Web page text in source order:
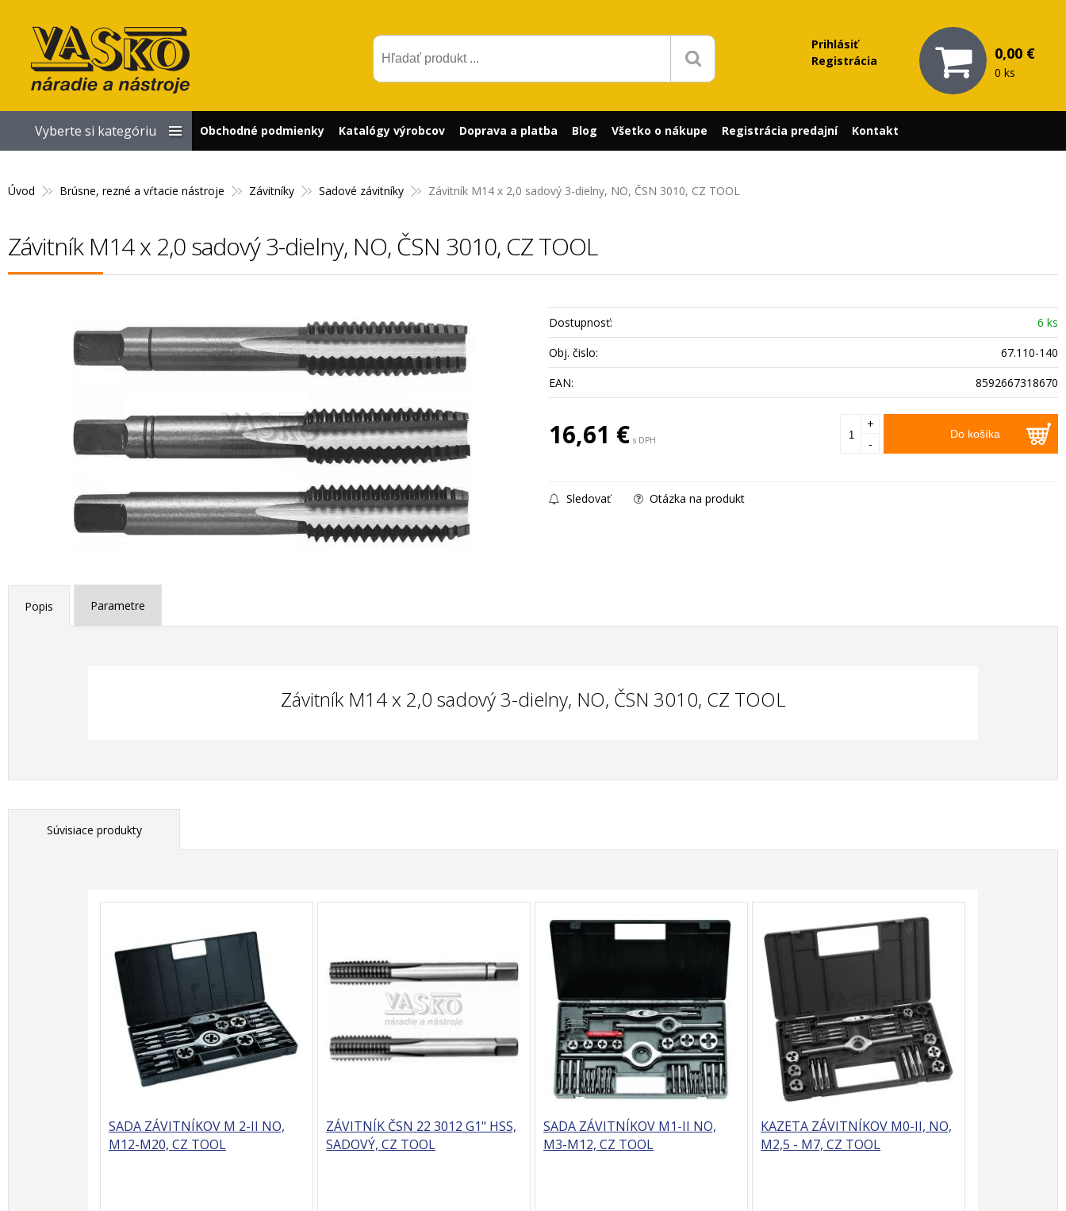
Prihlásiť
Registrácia
0,00 €
0 ks
Úvod Brúsne, rezné a vŕtacie nástroje Závitníky Sadové závitníky Závitník M14 x 2,0 sadový 3-dielny, NO, ČSN 3010, CZ TOOL
Závitník M14 x 2,0 sadový 3-dielny, NO, ČSN 3010, CZ TOOL
Dostupnosť:
6 ks
Obj. čislo:
67.110-140
EAN:
8592667318670
16,61 € s DPH Do košíka
+
-
Sledovať Otázka na produkt
Popis Parametre
Závitník M14 x 2,0 sadový 3-dielny, NO, ČSN 3010, CZ TOOL
Súvisiace produkty
SADA ZÁVITNÍKOV M 2-II NO,
M12-M20, CZ TOOL
ZÁVITNÍK ČSN 22 3012 G1" HSS,
SADOVÝ, CZ TOOL
SADA ZÁVITNÍKOV M1-II NO,
M3-M12, CZ TOOL
KAZETA ZÁVITNÍKOV M0-II, NO,
M2,5 - M7, CZ TOOL
Vyberte si kategóriu Obchodné podmienky Katalógy výrobcov Doprava a platba Blog Všetko o nákupe Registrácia predajní Kontakt